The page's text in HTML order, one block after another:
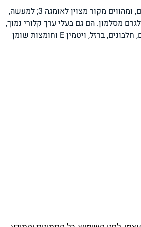
פסטה, אטריות וקטניות
זרעי צ׳יה הם בין המזונות הבריאים ביותר בעולם, ומהווים מקור מצוין לאומגה 3; למעשה,
צ׳יה מכילים יותר חומצות שומן אומגה 3 לגרם מסלמון. הם גם בעלי ערך קלורי נמוך,
טעונים בנוגדי חמצון, עשירים בסיבים תזונתיים, חלבונים, ברזל, ויטמין E וחומצות שומן